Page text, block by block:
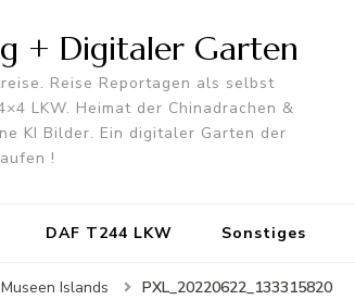
+ Digitaler Garten
Reise Reportagen als selbst
LKW. Heimat der Chinadrachen &
KI Bilder. Ein digitaler Garten der
!
DAF T244 LKW Sonstiges
Islands PXL_20220622_133315820